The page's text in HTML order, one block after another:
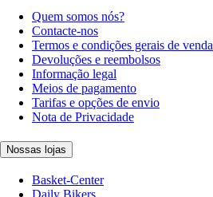
Quem somos nós?
Contacte-nos
Termos e condições gerais de venda
Devoluções e reembolsos
Informação legal
Meios de pagamento
Tarifas e opções de envio
Nota de Privacidade
Nossas lojas
Basket-Center
Daily Bikers